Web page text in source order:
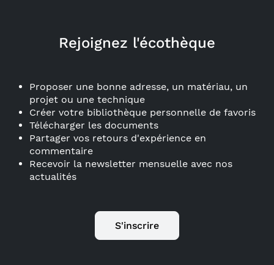
Rejoignez l'écothèque
Proposer une bonne adresse, un matériau, un
projet ou une technique
Créer votre bibliothèque personnelle de favoris
Télécharger les documents
Partager vos retours d'expérience en
commentaire
Recevoir la newsletter mensuelle avec nos
actualités
S'inscrire